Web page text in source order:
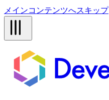
メインコンテンツへスキップ